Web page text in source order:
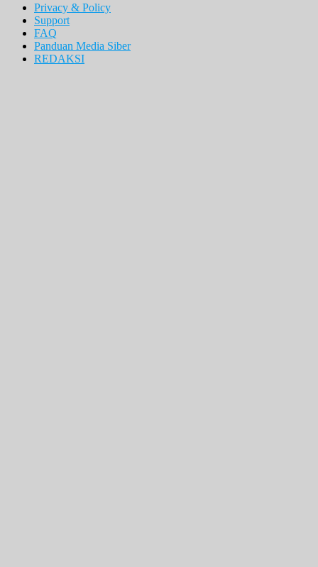
Privacy & Policy
Support
FAQ
Panduan Media Siber
REDAKSI